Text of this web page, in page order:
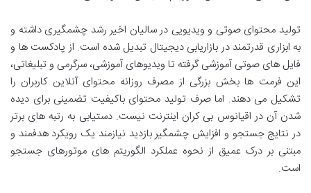
تولید محتوای صوتی و ویدیویی در سالیان اخیر رشد چشمگیری داشته و
به ابزاری قدرتمند در بازاریابی دیجیتال تبدیل شده است. از پادکست ها و
فایل های صوتی آموزشی گرفته تا ویدیوهای آموزشی، سرگرمی و تبلیغاتی،
این فرمت ها بخش بزرگی از مصرف روزانه محتوای آنلاین کاربران را
تشکیل می دهند. اما صرف تولید محتوای باکیفیت تضمینی برای دیده
شدن آن در اقیانوس بی کران اینترنت نیست. دستیابی به رتبه های برتر
در نتایج جستجو و افزایش چشمگیر بازدید نیازمند یک رویکرد هدفمند و
مبتنی بر درک عمیق از نحوه عملکرد الگوریتم های موتورهای جستجو
است.